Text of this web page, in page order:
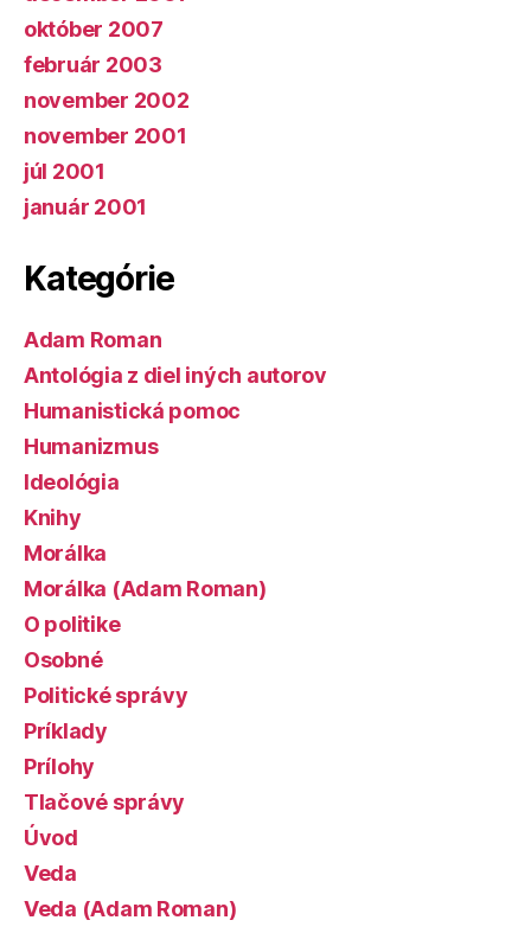
október 2007
február 2003
november 2002
november 2001
júl 2001
január 2001
Kategórie
Adam Roman
Antológia z diel iných autorov
Humanistická pomoc
Humanizmus
Ideológia
Knihy
Morálka
Morálka (Adam Roman)
O politike
Osobné
Politické správy
Príklady
Prílohy
Tlačové správy
Úvod
Veda
Veda (Adam Roman)